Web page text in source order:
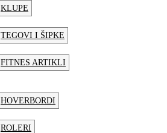
KLUPE
TEGOVI I ŠIPKE
FITNES ARTIKLI
HOVERBORDI
ROLERI